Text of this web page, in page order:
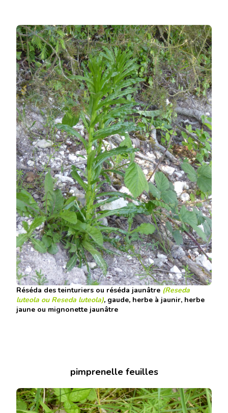
Réséda des teinturiers ou réséda jaunâtre (Reseda
luteola ou Reseda luteola), gaude, herbe à jaunir, herbe
jaune ou mignonette jaunâtre
pimprenelle feuilles